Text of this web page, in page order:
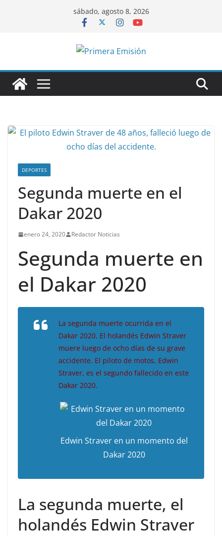
sábado, agosto 8, 2026
DEPORTES
Segunda muerte en el
Dakar 2020
enero 24, 2020 Redactor Noticias
Segunda muerte en
el Dakar 2020
La segunda muerte ocurrida en el
Dakar 2020. El holandés Edwin Straver
muere luego de ocho días de su grave
accidente. El piloto de motos, Edwin
Straver, es el segundo fallecido en este
Dakar 2020.
Edwin Straver en un momento del
Dakar 2020
La segunda muerte, el
holandés Edwin Straver